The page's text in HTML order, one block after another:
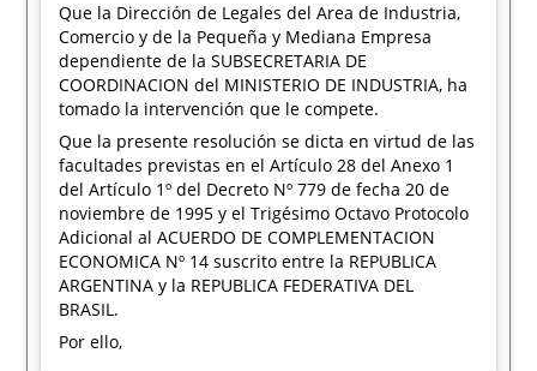
Que la Dirección de Legales del Area de Industria,
Comercio y de la Pequeña y Mediana Empresa
dependiente de la SUBSECRETARIA DE
COORDINACION del MINISTERIO DE INDUSTRIA, ha
tomado la intervención que le compete.
Que la presente resolución se dicta en virtud de las
facultades previstas en el Artículo 28 del Anexo 1
del Artículo 1º del Decreto Nº 779 de fecha 20 de
noviembre de 1995 y el Trigésimo Octavo Protocolo
Adicional al ACUERDO DE COMPLEMENTACION
ECONOMICA Nº 14 suscrito entre la REPUBLICA
ARGENTINA y la REPUBLICA FEDERATIVA DEL
BRASIL.
Por ello,